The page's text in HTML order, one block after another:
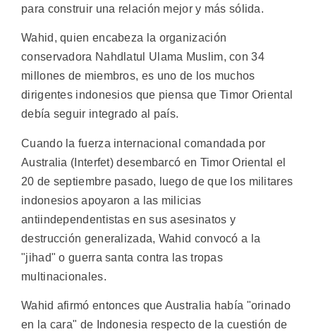
para construir una relación mejor y más sólida.
Wahid, quien encabeza la organización
conservadora Nahdlatul Ulama Muslim, con 34
millones de miembros, es uno de los muchos
dirigentes indonesios que piensa que Timor Oriental
debía seguir integrado al país.
Cuando la fuerza internacional comandada por
Australia (Interfet) desembarcó en Timor Oriental el
20 de septiembre pasado, luego de que los militares
indonesios apoyaron a las milicias
antiindependentistas en sus asesinatos y
destrucción generalizada, Wahid convocó a la
"jihad" o guerra santa contra las tropas
multinacionales.
Wahid afirmó entonces que Australia había "orinado
en la cara" de Indonesia respecto de la cuestión de